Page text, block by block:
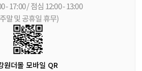
- 17:00 / 점심 12:00 - 13:00
말 및 공휴일 휴무)
원더몰 모바일 QR